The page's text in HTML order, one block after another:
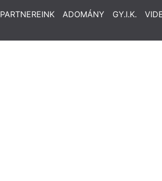
PARTNEREINK ADOMÁNY GY.I.K.